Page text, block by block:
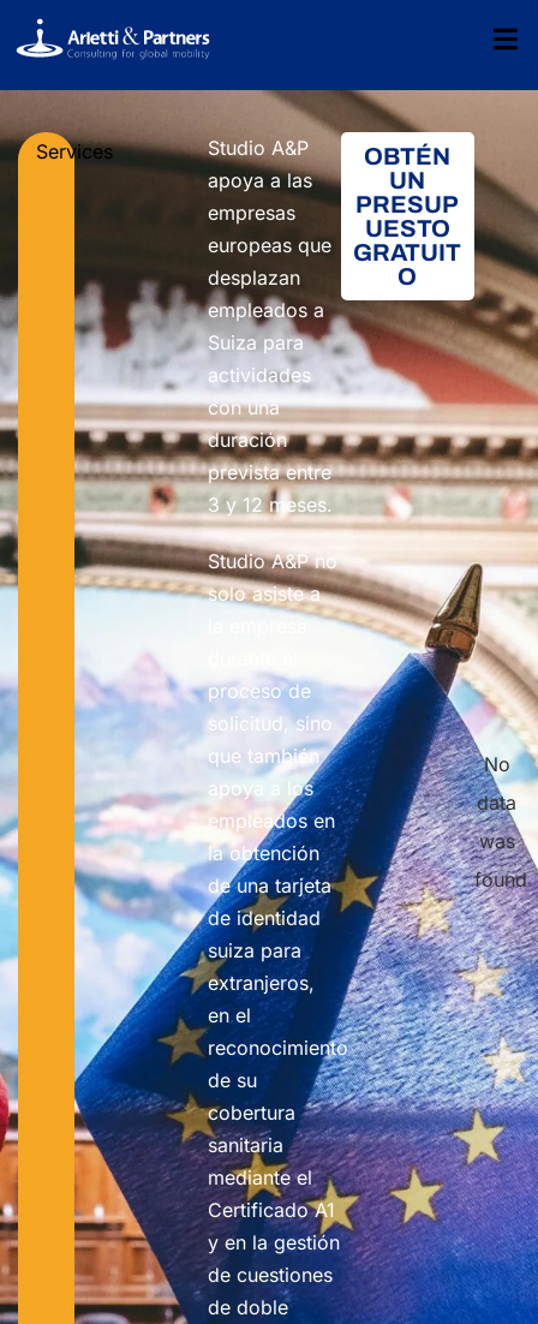
Services
Studio A&P
apoya a las
empresas
europeas que
desplazan
empleados a
Suiza para
actividades
con una
duración
prevista entre
3 y 12 meses.
Studio A&P no
solo asiste a
proceso de
solicitud, sino
que también
apoya a los
empleados en
la obtención
de una tarjeta
de identidad
suiza para
extranjeros,
en el
reconocimiento
de su
cobertura
sanitaria
mediante el
Certificado A1
y en la gestión
de cuestiones
de doble
OBTÉN
UN
PRESUP
UESTO
GRATUIT
O
No
data
was
found